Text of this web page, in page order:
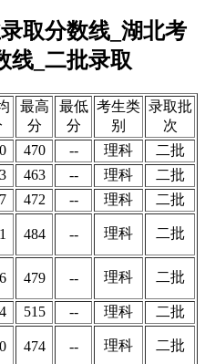
取分数线_湖北考
线_二批录取
最高
分
最低
分
考生类
别
录取批
次
470 -- 理科
二批
463 -- 理科
二批
472 -- 理科
二批
484 -- 理科 二批
479 -- 理科 二批
515 -- 理科
二批
474 -- 理科 二批